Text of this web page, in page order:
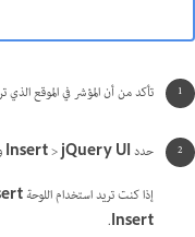
تأكد من أن المؤشر في الموقع
حدد Insert>jQuery UI
إذا كنت تريد استخدام اللوحة
Insert
.